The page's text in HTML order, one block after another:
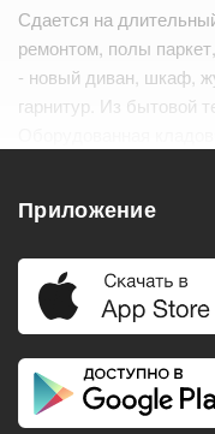
Сдается на
ремонтом, полы
- новый диван, шкаф,
гарнитур. Из бытовой
Удобства
Балкон
Телевизор
Приложение